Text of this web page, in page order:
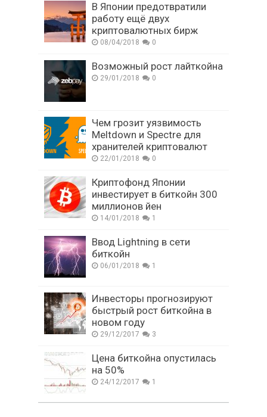
В Японии предотвратили
работу ещё двух
криптовалютных бирж
08/04/2018 0
Возможный рост лайткойна
29/01/2018 0
Чем грозит уязвимость
Meltdown и Spectre для
хранителей криптовалют
22/01/2018 0
Криптофонд Японии
инвестирует в биткойн 300
миллионов йен
14/01/2018 1
Ввод Lightning в сети
биткойн
06/01/2018 1
Инвесторы прогнозируют
быстрый рост биткойна в
новом году
29/12/2017 3
Цена биткойна опустилась
на 50%
24/12/2017 1